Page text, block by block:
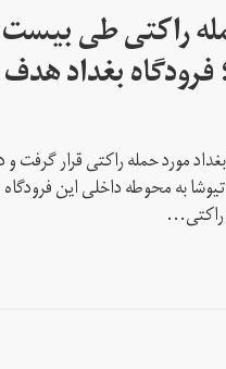
راکتی طی
بغداد هدف
مورد حمله راکتی قرار گرفت
به محوطه داخلی این